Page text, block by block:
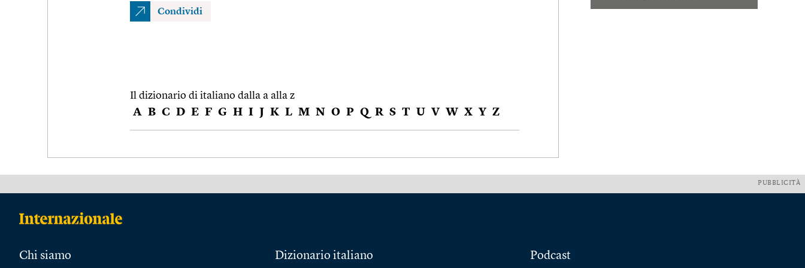
Condividi
Il dizionario di italiano dalla a alla z
A B C D E F G H I J K L M N O P Q R S T U V W X Y Z
PUBBLICITÀ
Chi siamo Dizionario italiano Podcast